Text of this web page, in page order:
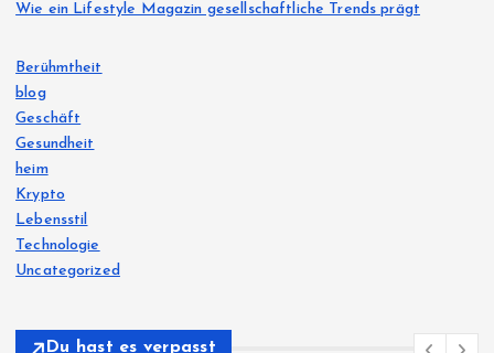
Wie ein Lifestyle Magazin gesellschaftliche Trends prägt
Berühmtheit
blog
Geschäft
Gesundheit
heim
Krypto
Lebensstil
Technologie
Uncategorized
Du hast es verpasst